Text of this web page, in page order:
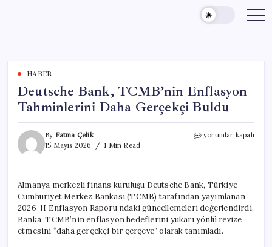
content
HABER
Deutsche Bank, TCMB’nin Enflasyon
Tahminlerini Daha Gerçekçi Buldu
By Fatma Çelik
15 Mayıs 2026
1 Min Read
Deutsche
Daha
Gerçekçi
Buldu
için
yorumlar kapalı
Almanya merkezli finans kuruluşu Deutsche Bank, Türkiye
Cumhuriyet Merkez Bankası (TCMB) tarafından yayımlanan
2026-II Enflasyon Raporu’ndaki güncellemeleri değerlendirdi.
Banka, TCMB’nin enflasyon hedeflerini yukarı yönlü revize
etmesini “daha gerçekçi bir çerçeve” olarak tanımladı.